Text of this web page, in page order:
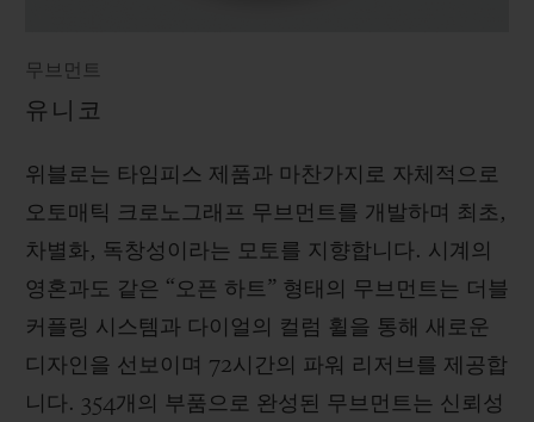
무브먼트
유니코
위블로는 타임피스 제품과 마찬가지로 자체적으로
오토매틱 크로노그래프 무브먼트를 개발하며 최초,
차별화, 독창성이라는 모토를 지향합니다. 시계의
영혼과도 같은 “오픈 하트” 형태의 무브먼트는 더블
커플링 시스템과 다이얼의 컬럼 휠을 통해 새로운
디자인을 선보이며 72시간의 파워 리저브를 제공합
니다. 354개의 부품으로 완성된 무브먼트는 신뢰성